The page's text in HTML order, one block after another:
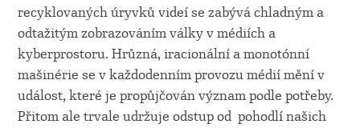
recyklovaných úryvků videí se zabývá chladným a
odtažitým zobrazováním války v médiích a
kyberprostoru. Hrůzná, iracionální a monotónní
mašinérie se v každodenním provozu médií mění v
událost, které je propůjčován význam podle potřeby.
Přitom ale trvale udržuje odstup od pohodlí našich